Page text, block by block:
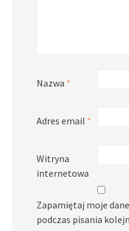
Nazwa *
Adres email *
Witryna
internetowa
Zapamiętaj moje
podczas pisania